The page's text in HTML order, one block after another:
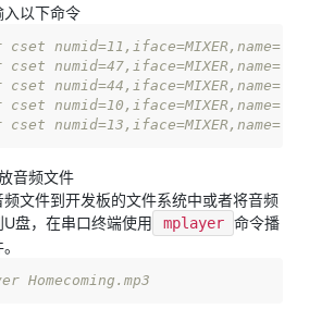
入以下命令
cset
cset
cset
cset
cset
音频文件
频文件到开发板的文件系统中或者将音频
盘，在串口终端使用
mplayer 命令播
Homecoming.mp3